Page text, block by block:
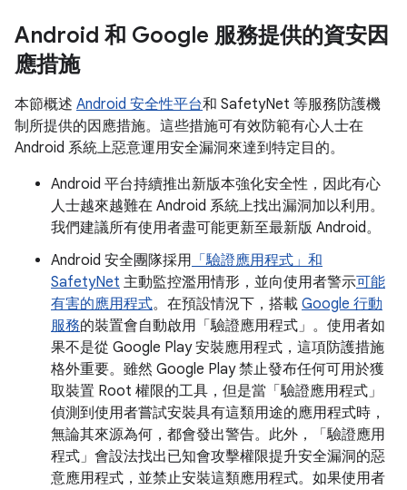
Android 和 Google 服務提供的資安因
應措施
本節概述 Android 安全性平台和 SafetyNet 等服務防護機
制所提供的因應措施。這些措施可有效防範有心人士在
Android 系統上惡意運用安全漏洞來達到特定目的。
Android 平台持續推出新版本強化安全性，因此有心
人士越來越難在 Android 系統上找出漏洞加以利用。
我們建議所有使用者盡可能更新至最新版 Android。
Android 安全團隊採用 「驗證應用程式」和
SafetyNet 主動監控濫用情形，並向使用者警示可能
有害的應用程式。在預設情況下，搭載 Google 行動
服務的裝置會自動啟用「驗證應用程式」。使用者如
果不是從 Google Play 安裝應用程式，這項防護措施
格外重要。雖然 Google Play 禁止發布任何可用於獲
取裝置 Root 權限的工具，但是當「驗證應用程式」
偵測到使用者嘗試安裝具有這類用途的應用程式時，
無論其來源為何，都會發出警告。此外，「驗證應用
程式」會設法找出已知會攻擊權限提升安全漏洞的惡
意應用程式，並禁止安裝這類應用程式。如果使用者